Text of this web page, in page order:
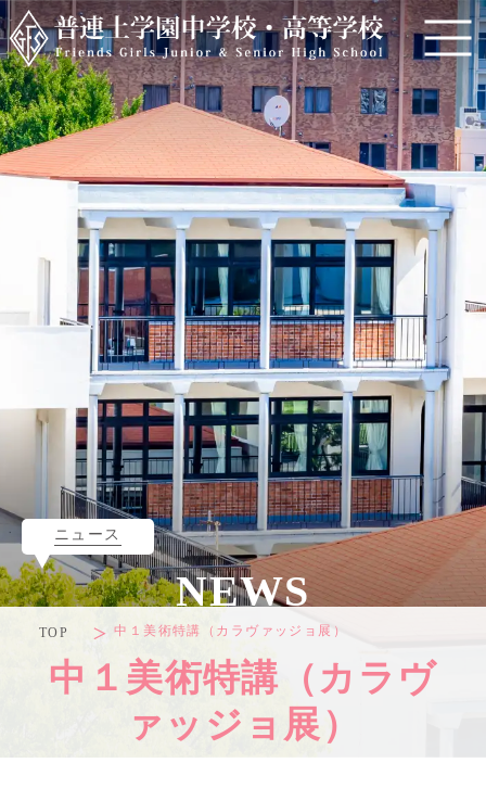
TOP 中１美術特講（カラヴァッジョ展）
中１美術特講（カラヴ
ァッジョ展）
NEWS
ニュース